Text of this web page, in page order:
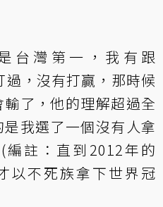
台灣第一，我有跟
，沒有打贏，那時候
了，他的理解超過全
我選了一個沒有人拿
註：直到2012年的
以不死族拿下世界冠